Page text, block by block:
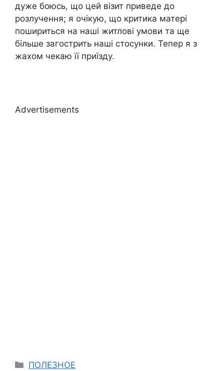
дуже боюсь, що цей візит приведе до
розлучення; я очікую, що критика матері
пошириться на наші житлові умови та ще
більше загострить наші стосунки. Тепер я з
жахом чекаю її приїзду.
Advertisements
Categories
ПОЛЕЗНОЕ